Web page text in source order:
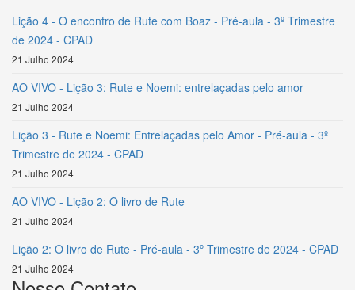
Lição 4 - O encontro de Rute com Boaz - Pré-aula - 3º Trimestre
de 2024 - CPAD
21 Julho 2024
AO VIVO - Lição 3: Rute e Noemi: entrelaçadas pelo amor
21 Julho 2024
Lição 3 - Rute e Noemi: Entrelaçadas pelo Amor - Pré-aula - 3º
Trimestre de 2024 - CPAD
21 Julho 2024
AO VIVO - Lição 2: O livro de Rute
21 Julho 2024
Lição 2: O livro de Rute - Pré-aula - 3º Trimestre de 2024 - CPAD
21 Julho 2024